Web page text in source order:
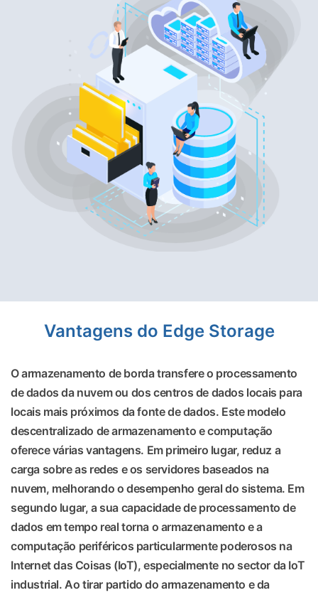
Vantagens do Edge Storage
O armazenamento de borda transfere o processamento
de dados da nuvem ou dos centros de dados locais para
locais mais próximos da fonte de dados. Este modelo
descentralizado de armazenamento e computação
oferece várias vantagens. Em primeiro lugar, reduz a
carga sobre as redes e os servidores baseados na
nuvem, melhorando o desempenho geral do sistema. Em
segundo lugar, a sua capacidade de processamento de
dados em tempo real torna o armazenamento e a
computação periféricos particularmente poderosos na
Internet das Coisas (IoT), especialmente no sector da IoT
industrial. Ao tirar partido do armazenamento e da